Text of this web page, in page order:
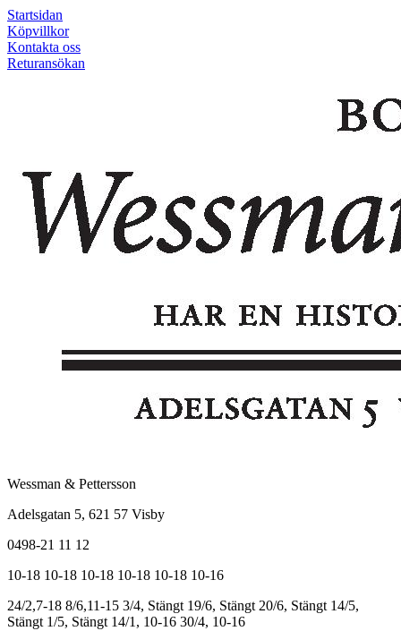
Startsidan
Köpvillkor
Kontakta oss
Returansökan
Wessman & Pettersson
Adelsgatan 5, 621 57 Visby
0498-21 11 12
10-18 10-18 10-18 10-18 10-18 10-16
24/2,7-18 8/6,11-15 3/4, Stängt 19/6, Stängt 20/6, Stängt 14/5,
Stängt 1/5, Stängt 14/1, 10-16 30/4, 10-16